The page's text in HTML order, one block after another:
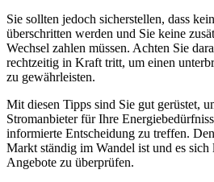
Sie sollten jedoch sicherstellen, dass
überschritten werden und Sie keine
Wechsel zahlen müssen. Achten Sie
rechtzeitig in Kraft tritt, um einen
zu gewährleisten.
Mit diesen Tipps sind Sie gut gerüstet,
Stromanbieter für Ihre
informierte Entscheidung zu treffen.
Markt ständig im Wandel ist und es
Angebote zu überprüfen.